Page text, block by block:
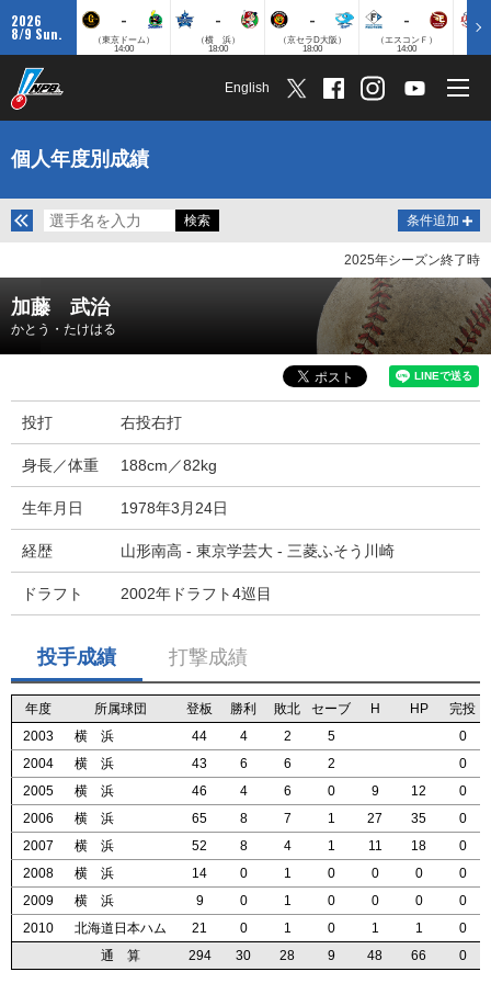
2026
8/9 Sun.
-
（東京ドーム）
14:00
-
（横 浜）
18:00
-
（京セラD大阪）
18:00
-
（エスコンＦ）
14:00
English
個人年度別成績
条件追加
2025年シーズン終了時
加藤 武治
かとう・たけはる
投打 右投右打
身長／体重 188cm／82kg
生年月日 1978年3月24日
経歴 山形南高 - 東京学芸大 - 三菱ふそう川崎
ドラフト 2002年ドラフト4巡目
投手成績 打撃成績
年度 所属球団 登板 勝利 敗北 セーブ H HP 完投
2003
横 浜 44 4 2 5
0
2004
横 浜 43 6 6 2
0
2005
横 浜 46 4 6 0 9 12
0
2006
横 浜 65 8 7 1 27 35
0
2007
横 浜 52 8 4 1 11 18
0
2008
横 浜 14 0 1 0 0 0
0
2009
横 浜 9 0 1 0 0 0
0
2010
北海道日本ハム 21 0 1 0 1 1
0
通 算
294 30 28 9 48 66 0
年度 所属球団 登板 勝利 敗北 セーブ H HP 完投
2003
横 浜 44 4 2 5
0
2004
横 浜 43 6 6 2
0
2005
横 浜 46 4 6 0 9 12
0
2006
横 浜 65 8 7 1 27 35
0
2007
横 浜 52 8 4 1 11 18
0
2008
横 浜 14 0 1 0 0 0
0
2009
横 浜 9 0 1 0 0 0
0
2010
北海道日本ハム 21 0 1 0 1 1
0
通 算
294 30 28 9 48 66 0
年度 所属球団 登板 勝利 敗北 セーブ H HP 完投
2003
横 浜 44 4 2 5
0
2004
横 浜 43 6 6 2
0
2005
横 浜 46 4 6 0 9 12
0
2006
横 浜 65 8 7 1 27 35
0
2007
横 浜 52 8 4 1 11 18
0
2008
横 浜 14 0 1 0 0 0
0
2009
横 浜 9 0 1 0 0 0
0
2010
北海道日本ハム 21 0 1 0 1 1
0
通 算
294 30 28 9 48 66 0
年度 所属球団 登板 勝利 敗北 セーブ H HP 完投
2003
横 浜 44 4 2 5
0
2004
横 浜 43 6 6 2
0
2005
横 浜 46 4 6 0 9 12
0
2006
横 浜 65 8 7 1 27 35
0
2007
横 浜 52 8 4 1 11 18
0
2008
横 浜 14 0 1 0 0 0
0
2009
横 浜 9 0 1 0 0 0
0
2010
北海道日本ハム 21 0 1 0 1 1
0
通 算
294 30 28 9 48 66 0